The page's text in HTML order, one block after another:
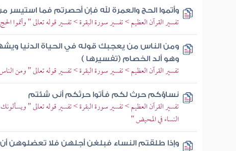
وأتموا الحج والعمرة لله فإن أحصرتم فما استيسر
تفسير القرآن العظيم > تفسير سورة البقرة > تفسير قوله تعالى " وأتموا
ومن الناس من يعجبك قوله في الحياة الدنيا
وهو ألد الخصام (تفسيرها )
تفسير القرآن العظيم > تفسير سورة البقرة > تفسير قوله تعالى " ومن
نساؤكم حرث لكم فأتوا حرثكم أنى شئتم
تفسير القرآن العظيم > تفسير سورة البقرة > تفسير قوله تعالى "
النساء في المحيض "
وإذا طلقتم النساء فبلغن أجلهن فلا تعضلوهن أن